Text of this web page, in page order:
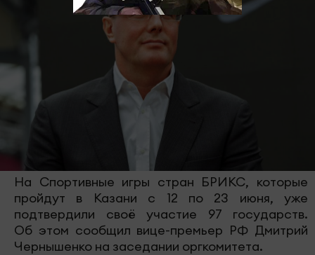
На Спортивные игры стран БРИКС, которые
пройдут в Казани с 12 по 23 июня, уже
подтвердили своё участие 97 государств.
Об этом сообщил вице-премьер РФ Дмитрий
Чернышенко на заседании оргкомитета.